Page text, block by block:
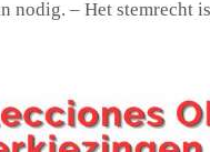
nodig. – Het stemrecht